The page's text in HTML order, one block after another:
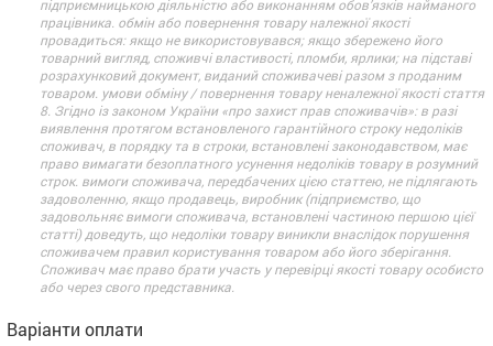
підприємницькою діяльністю або виконанням обов’язків найманого
працівника. обмін або повернення товару належної якості
провадиться: якщо не використовувався; якщо збережено його
товарний вигляд, споживчі властивості, пломби, ярлики; на підставі
розрахунковий документ, виданий споживачеві разом з проданим
товаром. умови обміну / повернення товару неналежної якості стаття
8. Згідно із законом України «про захист прав споживачів»: в разі
виявлення протягом встановленого гарантійного строку недоліків
споживач, в порядку та в строки, встановлені законодавством, має
право вимагати безоплатного усунення недоліків товару в розумний
строк. вимоги споживача, передбачених цією статтею, не підлягають
задоволенню, якщо продавець, виробник (підприємство, що
задовольняє вимоги споживача, встановлені частиною першою цієї
статті) доведуть, що недоліки товару виникли внаслідок порушення
споживачем правил користування товаром або його зберігання.
Споживач має право брати участь у перевірці якості товару особисто
або через свого представника.
Варіанти оплати